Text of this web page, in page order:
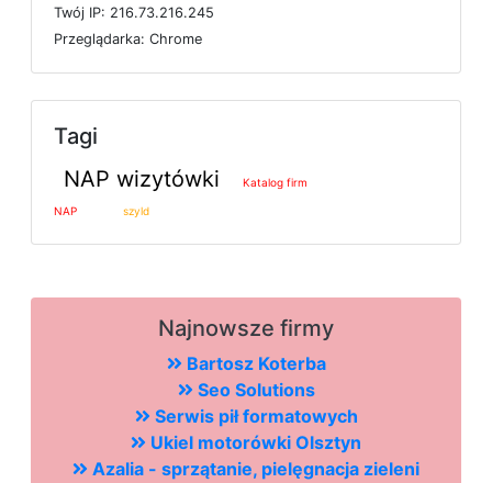
Twój IP: 216.73.216.245
Przeglądarka: Chrome
Tagi
NAP wizytówki
Katalog firm
NAP szyld
Najnowsze firmy
Bartosz Koterba
Seo Solutions
Serwis pił formatowych
Ukiel motorówki Olsztyn
Azalia - sprzątanie, pielęgnacja zieleni